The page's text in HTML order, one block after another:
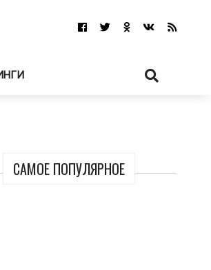
САМОЕ ПОПУЛЯРНОЕ